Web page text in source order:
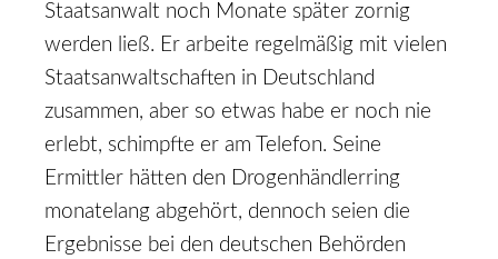
Staatsanwalt noch Monate später zornig
werden ließ. Er arbeite regelmäßig mit vielen
Staatsanwaltschaften in Deutschland
zusammen, aber so etwas habe er noch nie
erlebt, schimpfte er am Telefon. Seine
Ermittler hätten den Drogenhändlerring
monatelang abgehört, dennoch seien die
Ergebnisse bei den deutschen Behörden